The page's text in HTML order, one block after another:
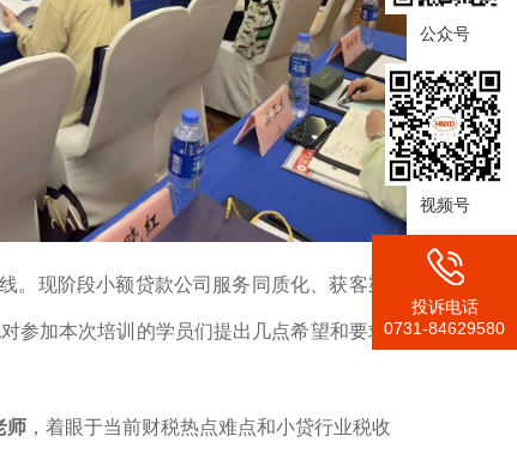
现阶段小额贷款公司服务同质化、获客渠道
参加本次培训的学员们提出几点希望和要求，
师 ，着眼于当前财税热点难点和小贷行业税收
公众号
视频号
投诉电话
0731-84629580